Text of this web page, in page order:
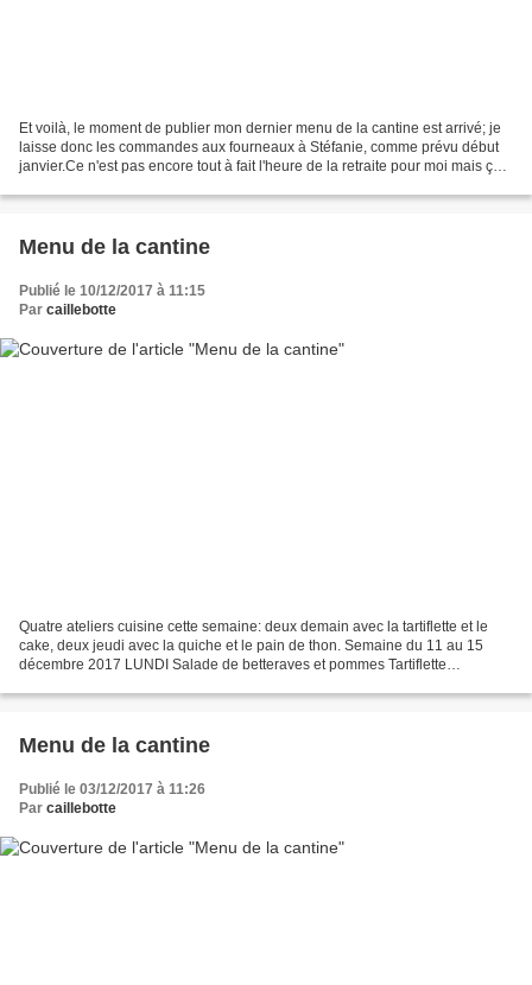
Et voilà, le moment de publier mon dernier menu de la cantine est arrivé; je
laisse donc les commandes aux fourneaux à Stéfanie, comme prévu début
janvier.Ce n'est pas encore tout à fait l'heure de la retraite pour moi mais ça
Menu de la cantine
Publié le 10/12/2017 à 11:15
Par caillebotte
Quatre ateliers cuisine cette semaine: deux demain avec la tartiflette et le
cake, deux jeudi avec la quiche et le pain de thon. Semaine du 11 au 15
décembre 2017 LUNDI Salade de betteraves et pommes Tartiflette
Menu de la cantine
Publié le 03/12/2017 à 11:26
Par caillebotte